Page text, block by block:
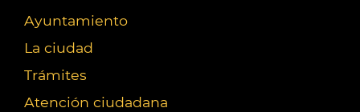
Ayuntamiento
La ciudad
Trámites
Atención ciudadana